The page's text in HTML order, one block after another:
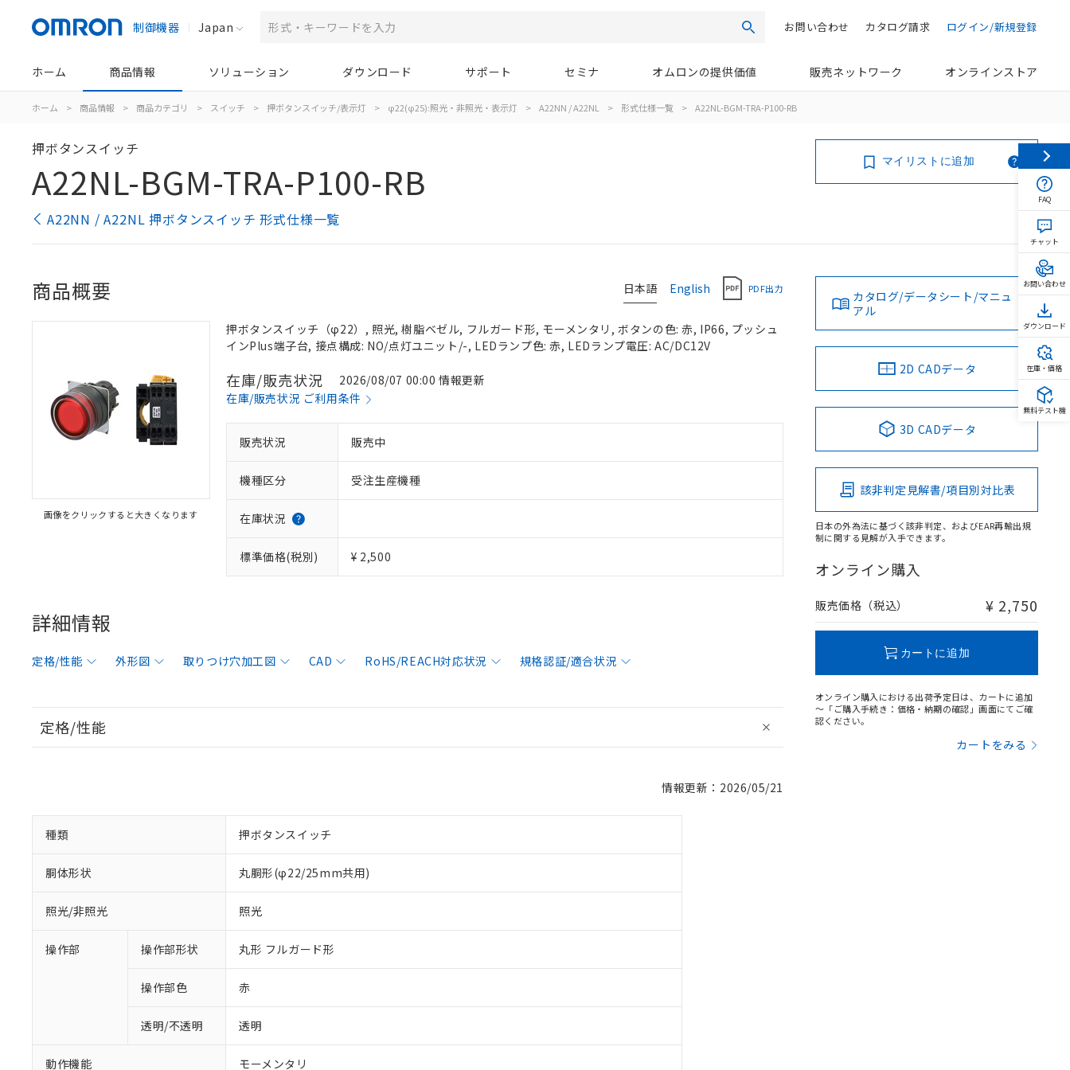
制御機器 Japan 検索 ログイン/新規登録
カタログ請求
お問い合わせ
ホーム 商品情報 ソリューション ダウンロード サポート セミナ オムロンの提供価値 販売ネットワーク オンラインストア
ホーム > 商品情報 > 商品カテゴリ > スイッチ > 押ボタンスイッチ/表示灯 > φ22(φ25):照光・非照光・表示灯 > A22NN / A22NL > 形式仕様一覧 > A22NL-BGM-TRA-P100-RB
押ボタンスイッチ
A22NL-BGM-TRA-P100-RB
A22NN / A22NL 押ボタンスイッチ 形式仕様一覧
マイリストに追加
日本語 English PDF出力
商品概要
画像をクリックすると大きくなります
押ボタンスイッチ（φ22）, 照光, 樹脂ベゼル, フルガード形, モーメンタリ, ボタンの色: 赤, IP66, プッシュ
インPlus端子台, 接点構成: NO/点灯ユニット/-, LEDランプ色: 赤, LEDランプ電圧: AC/DC12V
在庫/販売状況
2026/08/07 00:00 情報更新
在庫/販売状況 ご利用条件
販売状況 販売中
機種区分 受注生産機種
在庫状況
標準価格(税別) ¥ 2,500
詳細情報
定格/性能 外形図 取りつけ穴加工図 CAD RoHS/REACH対応状況 規格認証/適合状況
定格/性能
情報更新：2026/05/21
種類 押ボタンスイッチ
胴体形状 丸胴形(φ22/25mm共用)
照光/非照光 照光
操作部 操作部形状 丸形 フルガード形
操作部色 赤
透明/不透明 透明
動作機能 モーメンタリ
カタログ/データシート/マニュ
アル
2D CADデータ
3D CADデータ
該非判定見解書/項目別対比表
日本の外為法に基づく該非判定、およびEAR再輸出規
制に関する見解が入手できます。
オンライン購入
販売価格（税込） ¥ 2,750
カートに追加
オンライン購入における出荷予定日は、カートに追加
～「ご購入手続き：価格・納期の確認」画面にてご確
認ください。
カートをみる
FAQ
チャット
お問い合わせ
ダウンロード
在庫・価格
無料テスト機